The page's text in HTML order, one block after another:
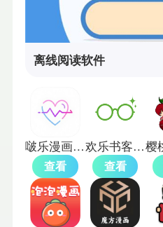
离线阅读软件
啵乐漫画阅读app
查看
欢乐书客小说软件
查看